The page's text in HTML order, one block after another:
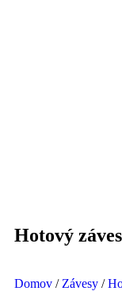
Hotový
Domov / Závesy /